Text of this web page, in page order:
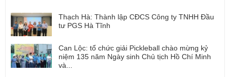
Thạch Hà: Thành lập CĐCS Công ty TNHH Đầu
tư PGS Hà Tĩnh
Can Lộc: tổ chức giải Pickleball chào mừng kỷ
niệm 135 năm Ngày sinh Chủ tịch Hồ Chí Minh
và...